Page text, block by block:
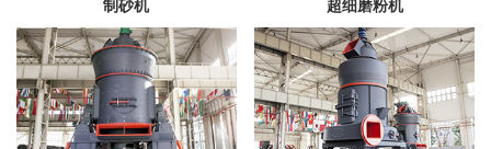
制砂机 超细磨粉机